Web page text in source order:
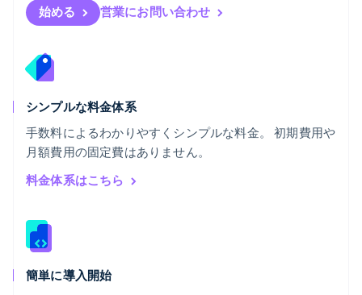
始める 営業にお問い合わせ
シンプルな料金体系
手数料によるわかりやすくシンプルな料金。 初期費用や
月額費用の固定費はありません。
料金体系はこちら
簡単に導入開始
English
ベルギー
ポーランド
English
PortuguêsEnglish
English
マレーシア
English简体中文
メキシコ
ラトビア
リトアニア
English